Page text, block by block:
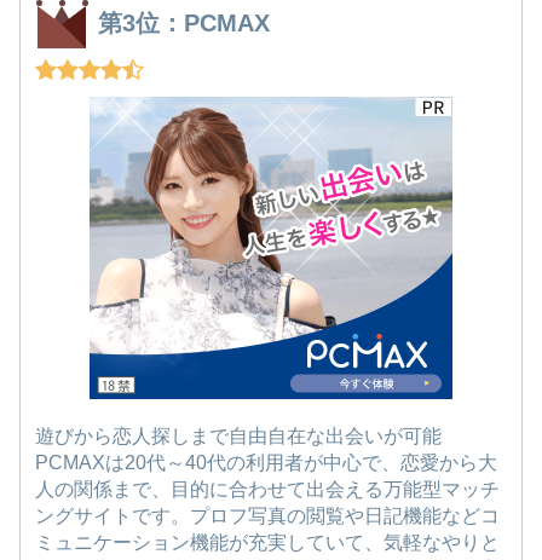
第3位：PCMAX
遊びから恋人探しまで自由自在な出会いが可能
PCMAXは20代～40代の利用者が中心で、恋愛から大
人の関係まで、目的に合わせて出会える万能型マッチ
ングサイトです。プロフ写真の閲覧や日記機能などコ
ミュニケーション機能が充実していて、気軽なやりと